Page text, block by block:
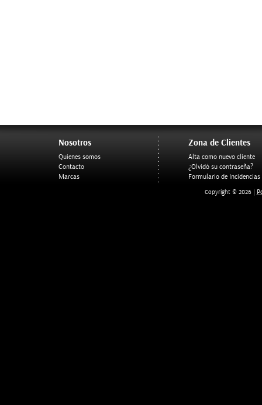
Nosotros
Quienes somos
Contacto
Marcas
Zona de Clientes
Alta como nuevo cliente
¿Olvidó su contraseña?
Formulario de Incidencias
Copyright © 2026 |